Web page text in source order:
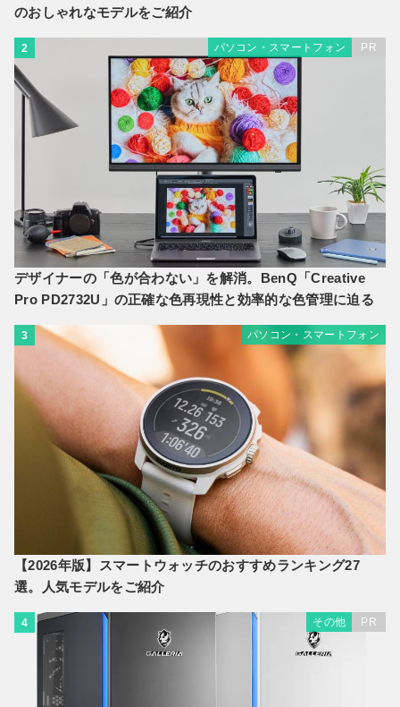
のおしゃれなモデルをご紹介
2 パソコン・スマートフォン PR
デザイナーの「色が合わない」を解消。BenQ「Creative
Pro PD2732U」の正確な色再現性と効率的な色管理に迫る
3 パソコン・スマートフォン
【2026年版】スマートウォッチのおすすめランキング27
選。人気モデルをご紹介
4 その他 PR